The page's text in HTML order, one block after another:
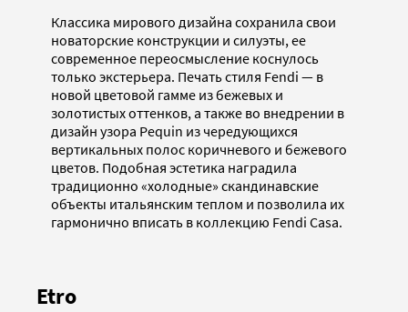
Классика мирового дизайна сохранила свои
новаторские конструкции и силуэты, ее
современное переосмысление коснулось
только экстерьера. Печать стиля Fendi — в
новой цветовой гамме из бежевых и
золотистых оттенков, а также во внедрении в
дизайн узора Pequin из чередующихся
вертикальных полос коричневого и бежевого
цветов. Подобная эстетика наградила
традиционно «холодные» скандинавские
объекты итальянским теплом и позволила их
гармонично вписать в коллекцию Fendi Casa.
Etro